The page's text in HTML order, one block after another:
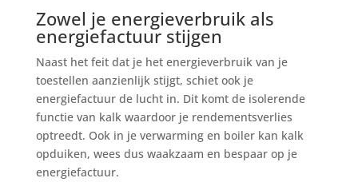
Zowel je energieverbruik als
energiefactuur stijgen
Naast het feit dat je het energieverbruik van je
toestellen aanzienlijk stijgt, schiet ook je
energiefactuur de lucht in. Dit komt de isolerende
functie van kalk waardoor je rendementsverlies
optreedt. Ook in je verwarming en boiler kan kalk
opduiken, wees dus waakzaam en bespaar op je
energiefactuur.